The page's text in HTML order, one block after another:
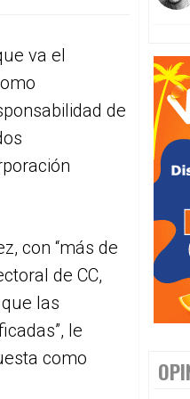
va el
de
con “más de
de CC,
las
le
como